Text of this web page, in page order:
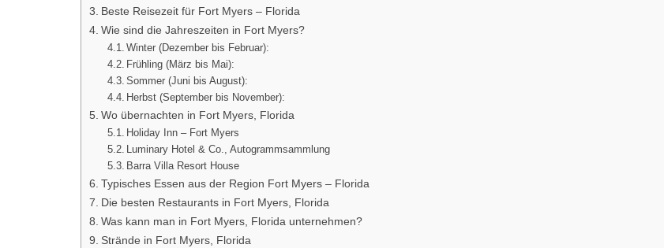
Beste Reisezeit für Fort Myers – Florida
Wie sind die Jahreszeiten in Fort Myers?
Winter (Dezember bis Februar):
Frühling (März bis Mai):
Sommer (Juni bis August):
Herbst (September bis November):
Wo übernachten in Fort Myers, Florida
Holiday Inn – Fort Myers
Luminary Hotel & Co., Autogrammsammlung
Barra Villa Resort House
Typisches Essen aus der Region Fort Myers – Florida
Die besten Restaurants in Fort Myers, Florida
Was kann man in Fort Myers, Florida unternehmen?
Strände in Fort Myers, Florida